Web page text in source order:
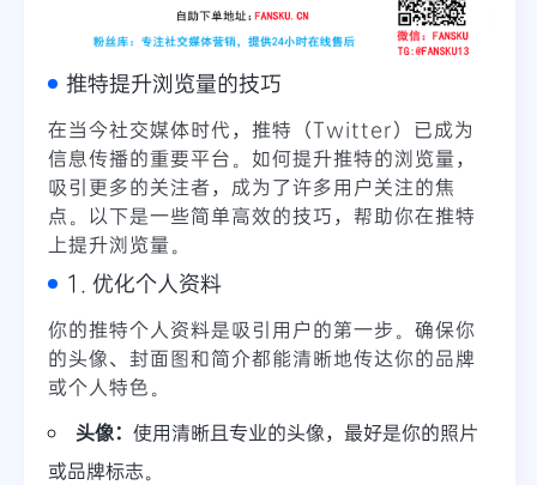
推特提升浏览量的技巧
在当今社交媒体时代，推特（Twitter）已成为
信息传播的重要平台。如何提升推特的浏览量，
吸引更多的关注者，成为了许多用户关注的焦
点。以下是一些简单高效的技巧，帮助你在推特
上提升浏览量。
1. 优化个人资料
你的推特个人资料是吸引用户的第一步。确保你
的头像、封面图和简介都能清晰地传达你的品牌
或个人特色。
头像： 使用清晰且专业的头像，最好是你的照片
或品牌标志。